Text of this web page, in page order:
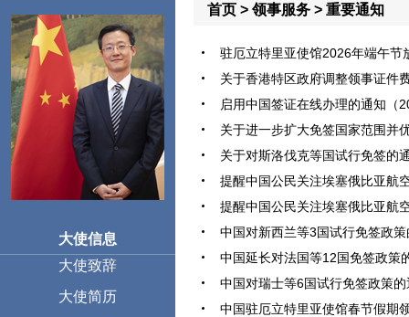
大使信息
大使致辞
大使简历
首页 > 领事服务 > 重要通知
驻厄立特里亚使馆2026年端午
关于香港特区政府调整领事证件
启用中国签证在线办理的通知（
关于进一步扩大免签国家范围并
关于对斯洛伐克等国试行免签的
提醒中国公民关注埃塞俄比亚航
提醒中国公民关注埃塞俄比亚航
中国对新西兰等3国试行免签政
中国延长对法国等12国免签政策
中国对瑞士等6国试行免签政策
中国驻厄立特里亚使馆春节假期